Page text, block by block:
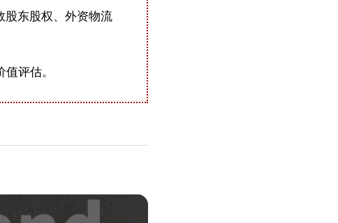
东股权、外资物流
评估。